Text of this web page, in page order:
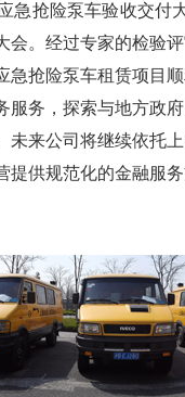
急抢险泵车验收交付
。经过专家的检验
抢险泵车租赁项目顺
服务，探索与地方政
来公司将继续依托
供规范化的金融服